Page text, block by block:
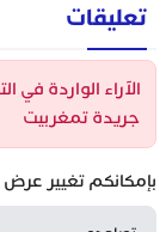
تعليقات
الآراء الواردة في
جريدة تمغربيت
بإمكانكم تغيير عرض